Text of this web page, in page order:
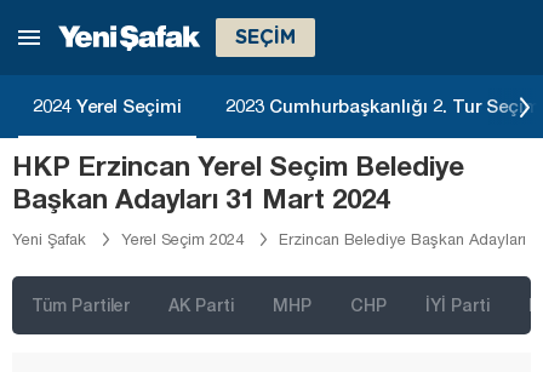
SEÇİM
2024 Yerel Seçimi 2023 Cumhurbaşkanlığı 2. Tur
HKP Erzincan Yerel Seçim Belediye
Başkan Adayları 31 Mart 2024
Yeni Şafak Yerel Seçim 2024 Erzincan Belediye Başkan Adayları
Tüm Partiler AK Parti MHP CHP İYİ Parti
Çanakkale
Çankırı
Çorum
Denizli
Diyarbakır
Düzce
Elazığ